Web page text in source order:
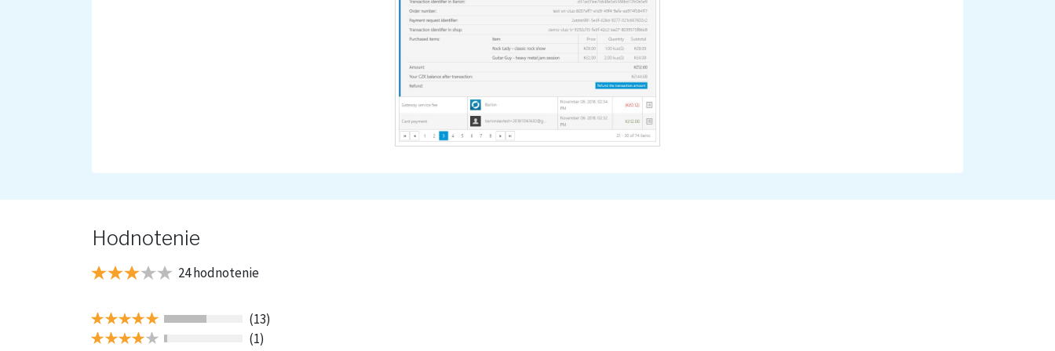
Hodnotenie
24 hodnotenie
(13)
(1)